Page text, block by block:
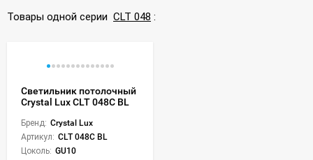
Товары одной серии CLT 048 :
Светильник потолочный
Crystal Lux CLT 048C BL
Бренд: Crystal Lux
Артикул: CLT 048C BL
Цоколь: GU10